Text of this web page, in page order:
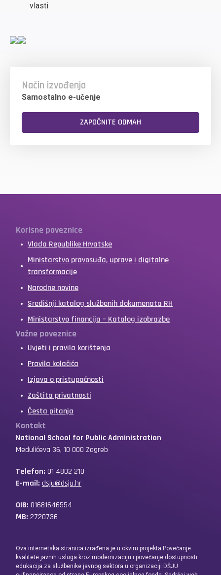
Način izvođenja
Samostalno e-učenje
ZAPOČNITE ODMAH
vlasti
Korisne poveznice
Vlada Republike Hrvatske
Ministarstvo pravosuđa, uprave i digitalne
transformacije
Narodne novine
Središnji katalog službenih dokumenata RH
Ministarstvo financija – Katalog izobrazbe
Važne poveznice
Uvjeti i pravila korištenja
Pravila kolačića
Izjava o pristupačnosti
Zaštita privatnosti
Česta pitanja
Kontakt
National School for Public Administration
Medulićeva 36, 10 000 Zagreb
Telefon: 01 4802 210
E-mail: dsju@dsju.hr
OIB: 01681646554
MB: 2720736
Ova internetska stranica izrađena je u okviru projekta Povećanje
kvalitete javnih usluga kroz modernizaciju i povećanje dostupnosti
edukacija za službenike javnog sektora u organizaciji DŠJU